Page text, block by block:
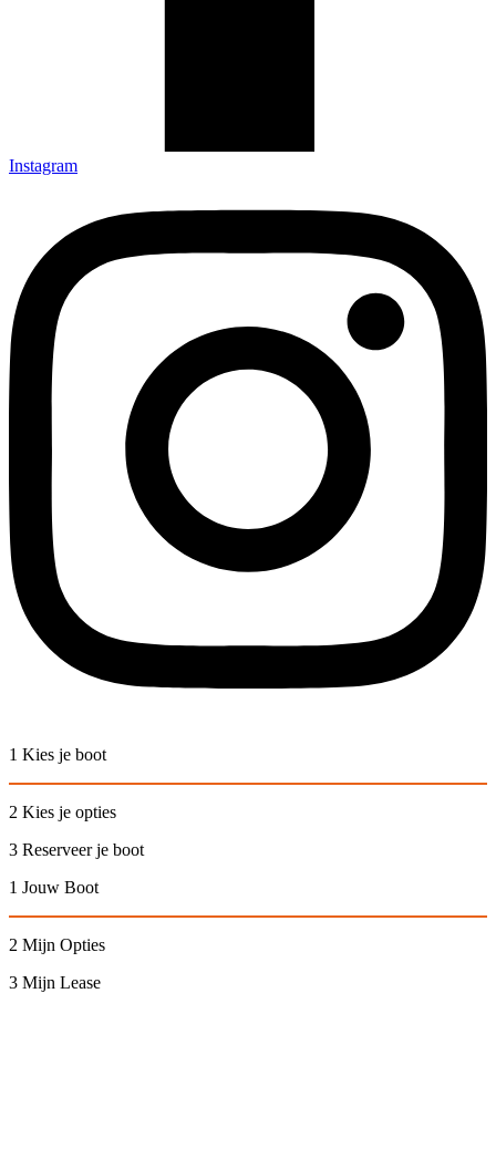
Instagram
1 Kies je boot
2 Kies je opties
3 Reserveer je boot
1 Jouw Boot
2 Mijn Opties
3 Mijn Lease